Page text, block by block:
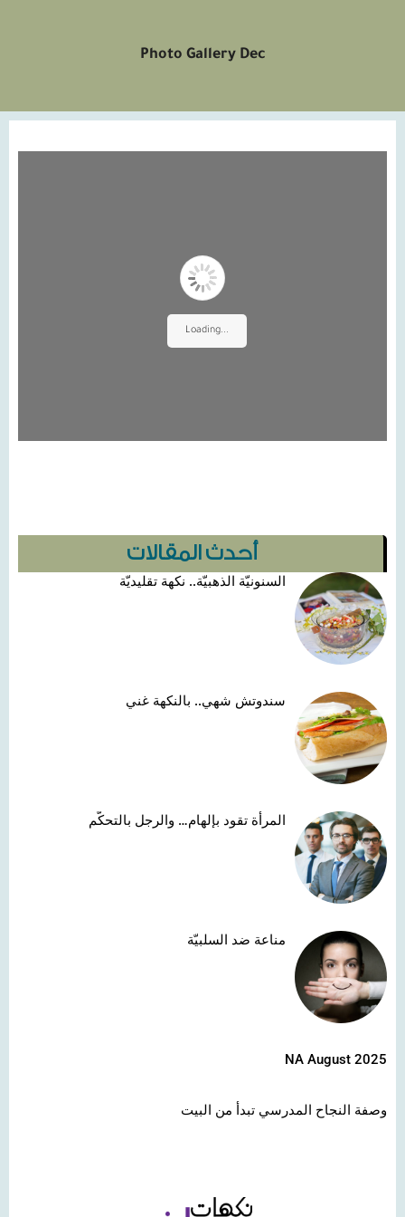
Photo Gallery Dec
أحدث المقالات
السنونيّة الذهبيّة.. نكهة تقليديّة
سندوتش شهي.. بالنكهة غني
المرأة تقود بإلهام… والرجل بالتحكّم
مناعة ضد السلبيّة
NA August 2025
وصفة النجاح المدرسي تبدأ من البيت
Loading...